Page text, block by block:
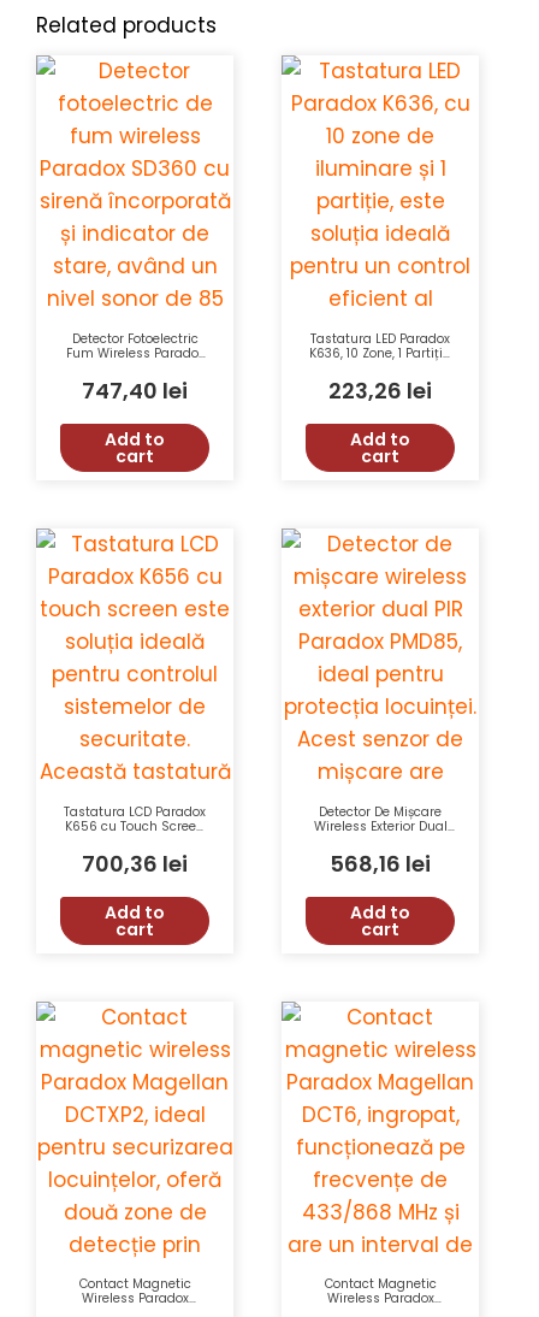
Related products
Detector Fotoelectric
Fum Wireless Paradox
Indicator Stare, Design
Compact, Sensibilitate
747,40 lei
Add to
cart
Tastatura LED Paradox
K636, 10 Zone, 1 Partiție,
Butoane Luminate,
Alarmă Panicã
223,26 lei
Add to
cart
Tastatura LCD Paradox
K656 cu Touch Screen
Panică, Iluminare
Ajustabilă
700,36 lei
Add to
cart
Detector De Mișcare
Wireless Exterior Dual
M, Unghi 90°, Pet
Immunity 40 Kg,
568,16 lei
Add to
cart
Contact Magnetic
Wireless Paradox
Contact Magnetic
Wireless Paradox